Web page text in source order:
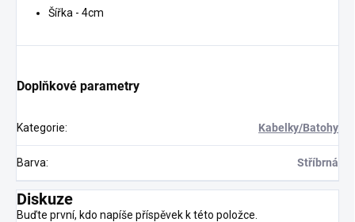
Šířka - 4cm
Doplňkové parametry
Kategorie: Kabelky/Batohy
Barva: Stříbrná
Diskuze
Buďte první, kdo napíše příspěvek k této položce.